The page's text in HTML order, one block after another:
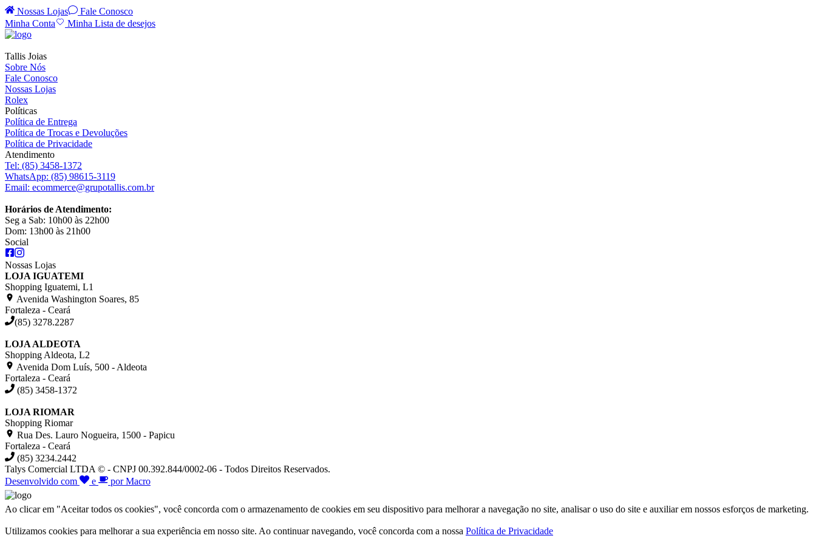
Nossas Lojas
Fale Conosco
Minha Conta
Minha Lista de desejos
Tallis Joias
Sobre Nós
Fale Conosco
Nossas Lojas
Rolex
Políticas
Política de Entrega
Política de Trocas e Devoluções
Política de Privacidade
Atendimento
Tel: (85) 3458-1372
WhatsApp: (85) 98615-3119
Email: ecommerce@grupotallis.com.br
Horários de Atendimento:
Seg a Sab: 10h00 às 22h00
Dom: 13h00 às 21h00
Social
Nossas Lojas
LOJA IGUATEMI
Shopping Iguatemi, L1
Avenida Washington Soares, 85
Fortaleza - Ceará
(85) 3278.2287
LOJA ALDEOTA
Shopping Aldeota, L2
Avenida Dom Luís, 500 - Aldeota
Fortaleza - Ceará
(85) 3458-1372
LOJA RIOMAR
Shopping Riomar
Rua Des. Lauro Nogueira, 1500 - Papicu
Fortaleza - Ceará
(85) 3234.2442
Talys Comercial LTDA © - CNPJ 00.392.844/0002-06 - Todos Direitos Reservados.
Desenvolvido com
e por Macro
Ao clicar em "Aceitar todos os cookies", você concorda com o armazenamento de cookies em seu dispositivo para melhorar a navegação no site, analisar o uso do site e auxiliar em nossos esforços de marketing.
Utilizamos cookies para melhorar a sua experiência em nosso site. Ao continuar navegando, você concorda com a nossa Política de Privacidade